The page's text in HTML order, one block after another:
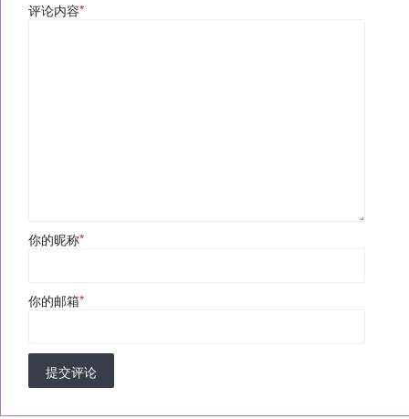
评论内容*
你的昵称*
你的邮箱*
提交评论